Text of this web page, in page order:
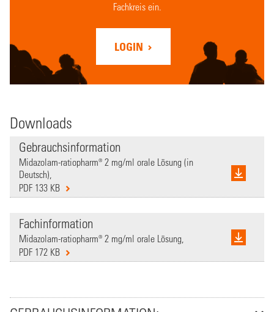
Fachkreis ein.
LOGIN
Downloads
Gebrauchsinformation
Midazolam-ratiopharm® 2 mg/ml orale Lösung (in
Deutsch),
PDF 133 KB
Fachinformation
Midazolam-ratiopharm® 2 mg/ml orale Lösung,
PDF 172 KB